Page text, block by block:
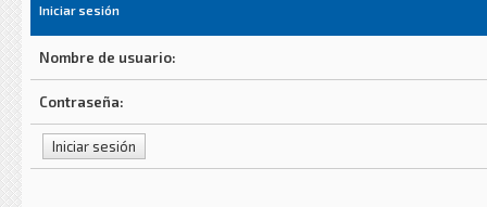
Iniciar sesión
Nombre de usuario:
Contraseña: